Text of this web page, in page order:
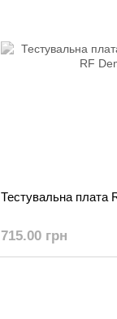
Тестувальна плата
715.00 грн